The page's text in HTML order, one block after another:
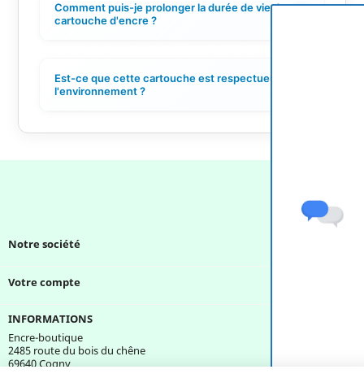
Comment puis-je prolonger la durée de vie de ma
cartouche d'encre ?
Est-ce que cette cartouche est respectueuse de
l'environnement ?
Notre société
Votre compte
INFORMATIONS
Encre-boutique
2485 route du bois du chêne
69640 Cogny